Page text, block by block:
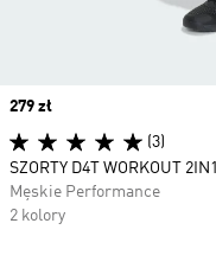
Price
279 zł
(3)
SZORTY D4T WORKOUT 2IN1
Męskie Performance
2 kolory